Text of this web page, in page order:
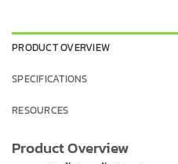
PRODUCT OVERVIEW
SPECIFICATIONS
RESOURCES
Product Overview